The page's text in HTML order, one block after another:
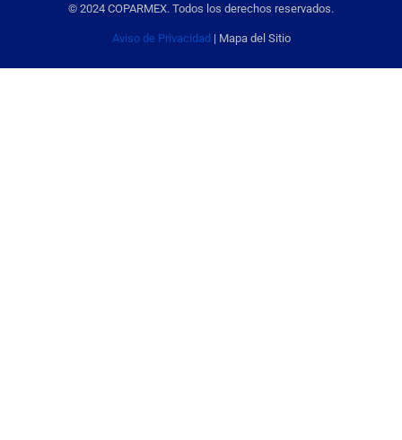
© 2024 COPARMEX. Todos los derechos reservados.
Aviso de Privacidad| Mapa del Sitio